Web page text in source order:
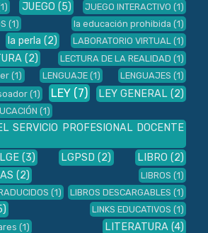
JUEGO (5) JUEGO INTERACTIVO (1)
(1) la educación prohibida (1)
la perla (2) LABORATORIO VIRTUAL (1)
(2) LECTURA DE LA REALIDAD (1)
(1) LENGUAJE (1) LENGUAJES (1)
(1) LEY (7) LEY GENERAL (2)
(1)
SERVICIO PROFESIONAL DOCENTE
LGE (3) LGPSD (2) LIBRO (2)
(2) LIBROS (1)
(1) LIBROS DESCARGABLES (1)
LINKS EDUCATIVOS (1)
(1) LITERATURA (4)